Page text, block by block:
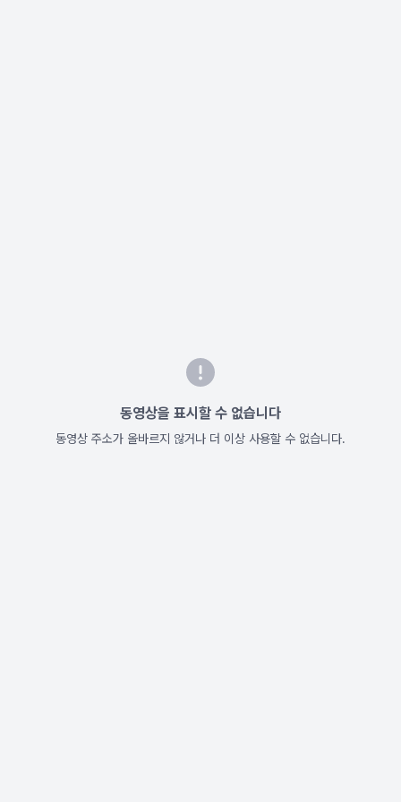
동영상을 표시할 수 없습니다
동영상 주소가 올바르지 않거나 더 이상 사용할 수 없습니다.